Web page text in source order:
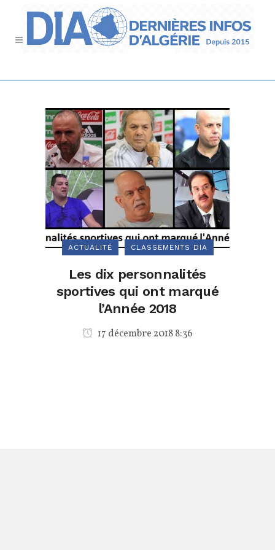
ACTUALITÉ CLASSEMENTS DIA
Les dix personnalités
sportives qui ont marqué
l’Année 2018
17 décembre 2018 8:36